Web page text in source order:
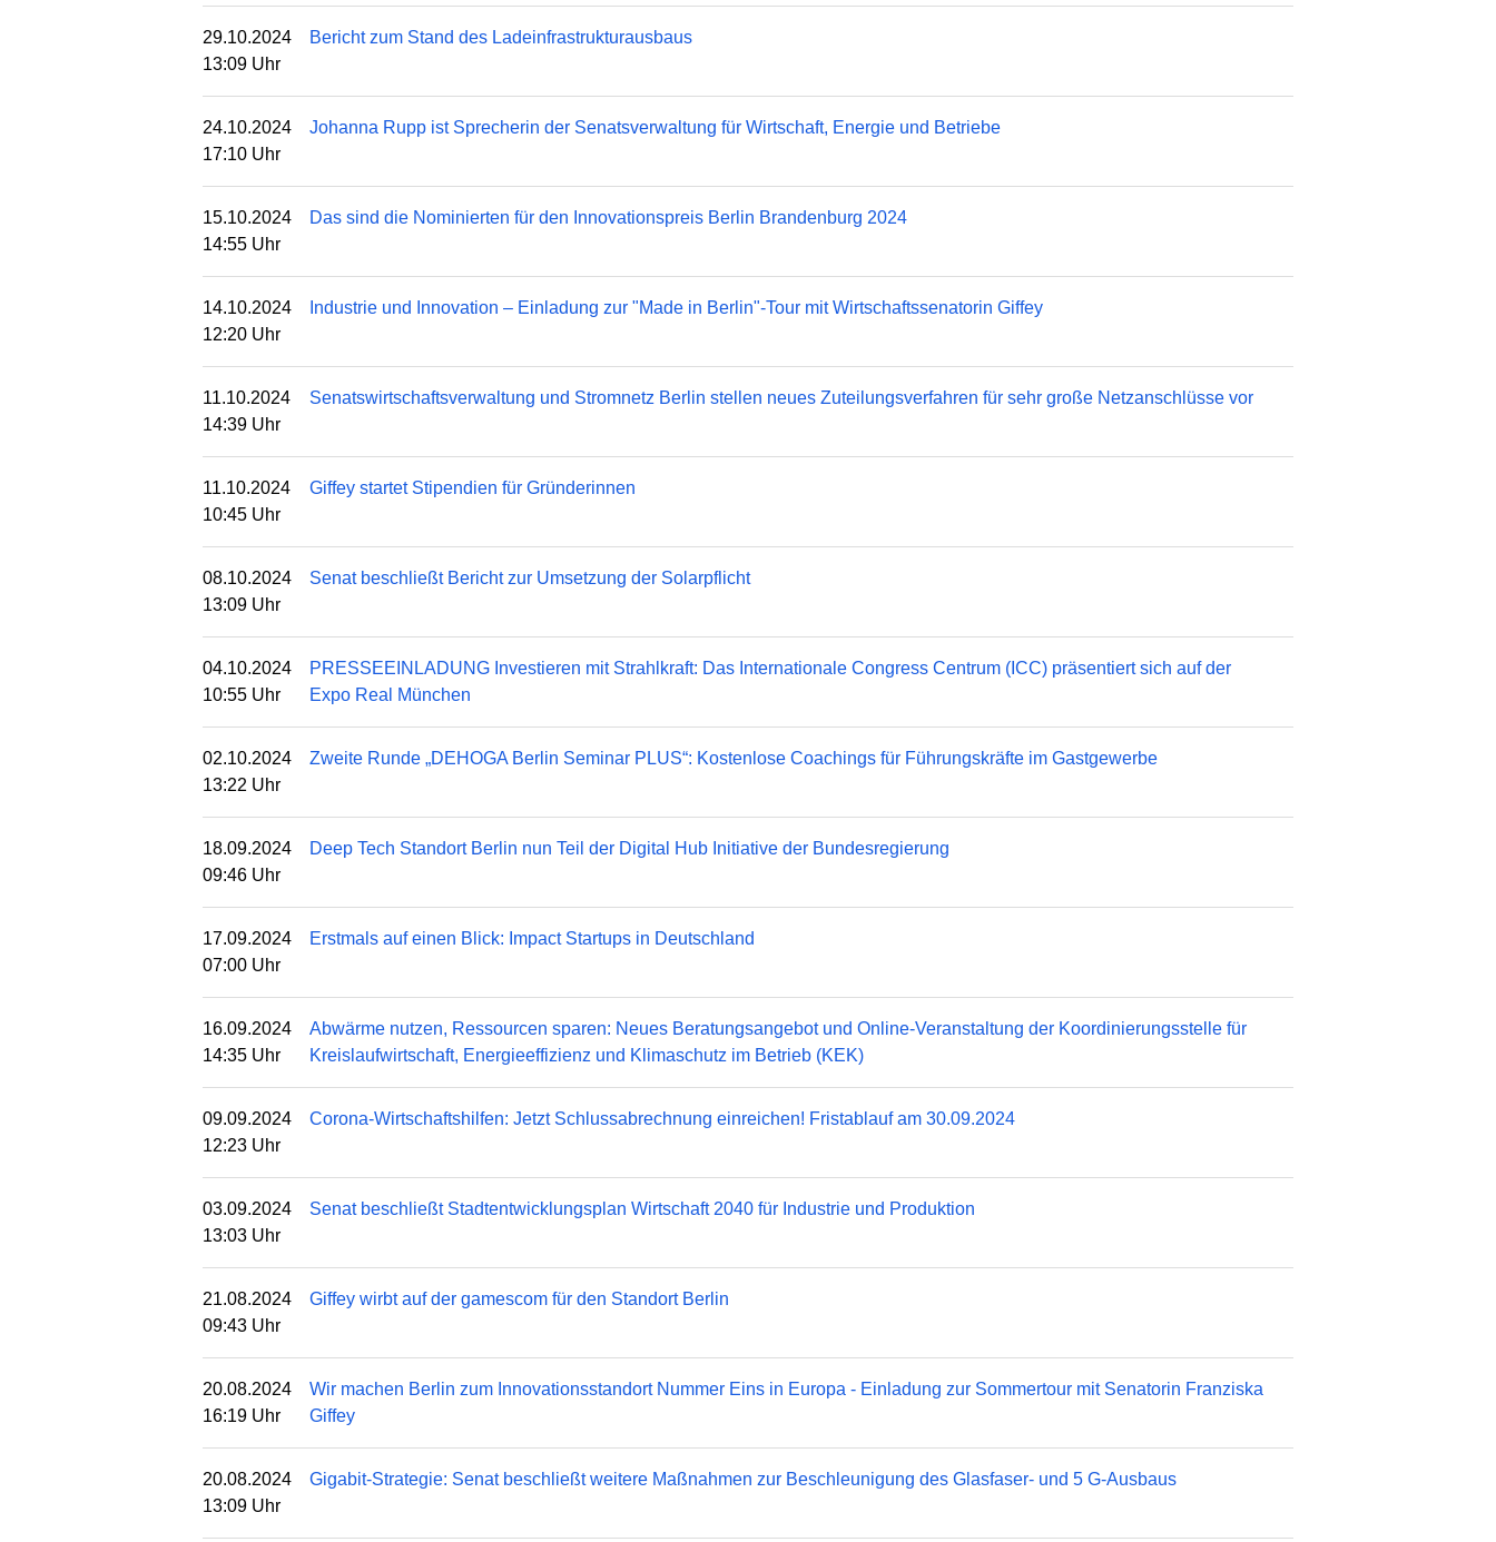
29.10.2024
13:09 Uhr
Bericht zum Stand des Ladeinfrastrukturausbaus
24.10.2024
17:10 Uhr
Johanna Rupp ist Sprecherin der Senatsverwaltung für Wirtschaft, Energie und Betriebe
15.10.2024
14:55 Uhr
Das sind die Nominierten für den Innovationspreis Berlin Brandenburg 2024
14.10.2024
12:20 Uhr
Industrie und Innovation – Einladung zur "Made in Berlin"-Tour mit Wirtschaftssenatorin Giffey
11.10.2024
14:39 Uhr
Senatswirtschaftsverwaltung und Stromnetz Berlin stellen neues Zuteilungsverfahren für sehr große Netzanschlüsse vor
11.10.2024
10:45 Uhr
Giffey startet Stipendien für Gründerinnen
08.10.2024
13:09 Uhr
Senat beschließt Bericht zur Umsetzung der Solarpflicht
04.10.2024
10:55 Uhr
PRESSEEINLADUNG Investieren mit Strahlkraft: Das Internationale Congress Centrum (ICC) präsentiert sich auf der
Expo Real München
02.10.2024
13:22 Uhr
Zweite Runde „DEHOGA Berlin Seminar PLUS“: Kostenlose Coachings für Führungskräfte im Gastgewerbe
18.09.2024
09:46 Uhr
Deep Tech Standort Berlin nun Teil der Digital Hub Initiative der Bundesregierung
17.09.2024
07:00 Uhr
Erstmals auf einen Blick: Impact Startups in Deutschland
16.09.2024
14:35 Uhr
Abwärme nutzen, Ressourcen sparen: Neues Beratungsangebot und Online-Veranstaltung der Koordinierungsstelle für
Kreislaufwirtschaft, Energieeffizienz und Klimaschutz im Betrieb (KEK)
09.09.2024
12:23 Uhr
Corona-Wirtschaftshilfen: Jetzt Schlussabrechnung einreichen! Fristablauf am 30.09.2024
03.09.2024
13:03 Uhr
Senat beschließt Stadtentwicklungsplan Wirtschaft 2040 für Industrie und Produktion
21.08.2024
09:43 Uhr
Giffey wirbt auf der gamescom für den Standort Berlin
20.08.2024
16:19 Uhr
Wir machen Berlin zum Innovationsstandort Nummer Eins in Europa - Einladung zur Sommertour mit Senatorin Franziska
Giffey
20.08.2024
13:09 Uhr
Gigabit-Strategie: Senat beschließt weitere Maßnahmen zur Beschleunigung des Glasfaser- und 5 G-Ausbaus